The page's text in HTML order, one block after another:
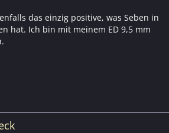
das einzig positive, was Seben in
hat. Ich bin mit meinem ED 9,5 mm